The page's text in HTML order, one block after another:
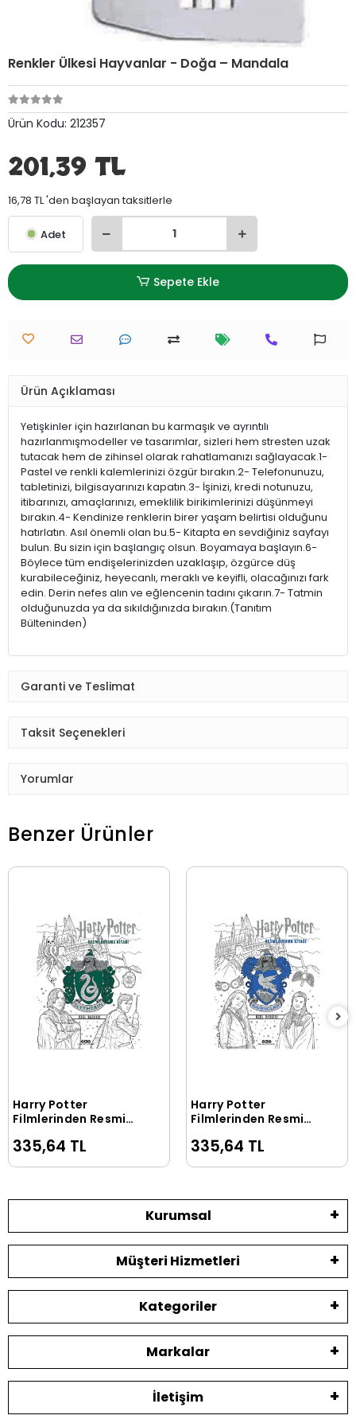
Renkler Ülkesi Hayvanlar - Doğa – Mandala
Ürün Kodu: 212357
201,39 TL
16,78 TL 'den başlayan taksitlerle
Adet
Sepete Ekle
Ürün Açıklaması
Yetişkinler için hazırlanan bu karmaşık ve ayrıntılı
hazırlanmışmodeller ve tasarımlar, sizleri hem stresten uzak
tutacak hem de zihinsel olarak rahatlamanızı sağlayacak.1-
Pastel ve renkli kalemlerinizi özgür bırakın.2- Telefonunuzu,
tabletinizi, bilgisayarınızı kapatın.3- İşinizi, kredi notunuzu,
itibarınızı, amaçlarınızı, emeklilik birikimlerinizi düşünmeyi
bırakın.4- Kendinize renklerin birer yaşam belirtisi olduğunu
hatırlatın. Asıl önemli olan bu.5- Kitapta en sevdiğiniz sayfayı
bulun. Bu sizin için başlangıç olsun. Boyamaya başlayın.6-
Böylece tüm endişelerinizden uzaklaşıp, özgürce düş
kurabileceğiniz, heyecanlı, meraklı ve keyifli, olacağınızı fark
edin. Derin nefes alın ve eğlencenin tadını çıkarın.7- Tatmin
olduğunuzda ya da sıkıldığınızda bırakın.(Tanıtım
Bülteninden)
Garanti ve Teslimat
Taksit Seçenekleri
Yorumlar
Benzer Ürünler
Sepete Ekle
Harry Potter
Filmlerinden Resmi
Slytherin Özel Baskısı
335,64 TL
Sepete Ekle
Harry Potter
Filmlerinden Resmi
Ravenclaw Özel
Baskısı
335,64 TL
Kurumsal
Müşteri Hizmetleri
Kategoriler
Markalar
İletişim